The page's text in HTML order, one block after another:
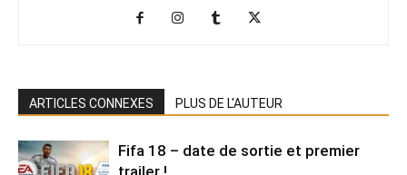
ARTICLES CONNEXES PLUS DE L'AUTEUR
Fifa 18 – date de sortie et premier
trailer !